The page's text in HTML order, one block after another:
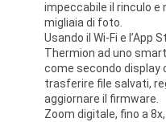
impeccabile il rinculo e
migliaia di foto.
Usando il Wi-Fi e l’App
Thermion ad uno
come secondo display
trasferire file salvati,
aggiornare il firmware.
Zoom digitale, fino a